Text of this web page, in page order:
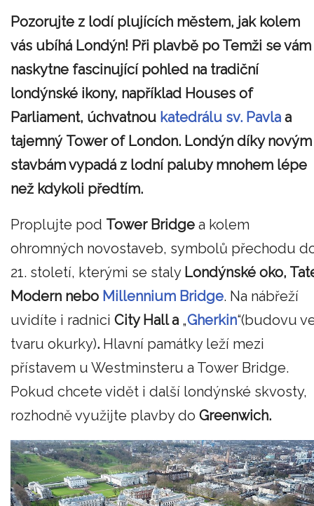
Pozorujte z lodí plujících městem, jak kolem
vás ubíhá Londýn! Při plavbě po Temži se vám
naskytne fascinující pohled na tradiční
londýnské ikony, například Houses of
Parliament, úchvatnou katedrálu sv. Pavla a
tajemný Tower of London. Londýn díky novým
stavbám vypadá z lodní paluby mnohem lépe
než kdykoli předtím.
Proplujte pod Tower Bridge a kolem
ohromných novostaveb, symbolů přechodu
21. století, kterými se staly Londýnské oko,
Modern nebo Millennium Bridge. Na nábřeží
uvidíte i radnici City Hall a „Gherkin“(budovu
tvaru okurky). Hlavní památky leží mezi
přístavem u Westminsteru a Tower Bridge.
Pokud chcete vidět i další londýnské skvosty,
rozhodně využijte plavby do Greenwich.